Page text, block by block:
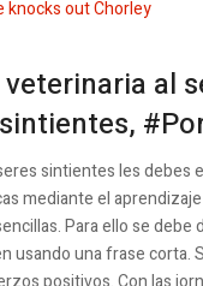
al
sintientes les debes
mediante el
Para ello se debe
usando una frase corta.